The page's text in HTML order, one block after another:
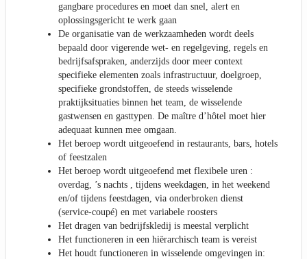
gangbare procedures en moet dan snel, alert en
oplossingsgericht te werk gaan
De organisatie van de werkzaamheden wordt deels
bepaald door vigerende wet- en regelgeving, regels en
bedrijfsafspraken, anderzijds door meer context
specifieke elementen zoals infrastructuur, doelgroep,
specifieke grondstoffen, de steeds wisselende
praktijksituaties binnen het team, de wisselende
gastwensen en gasttypen. De maître d’hôtel moet hier
adequaat kunnen mee omgaan.
Het beroep wordt uitgeoefend in restaurants, bars, hotels
of feestzalen
Het beroep wordt uitgeoefend met flexibele uren :
overdag, ’s nachts , tijdens weekdagen, in het weekend
en/of tijdens feestdagen, via onderbroken dienst
(service-coupé) en met variabele roosters
Het dragen van bedrijfskledij is meestal verplicht
Het functioneren in een hiërarchisch team is vereist
Het houdt functioneren in wisselende omgevingen in: